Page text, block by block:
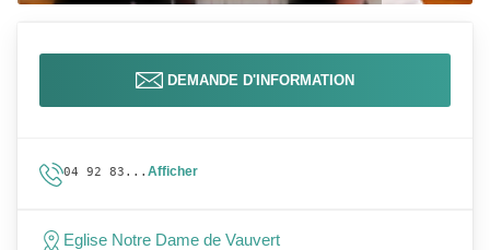
DEMANDE D'INFORMATION
04 92 83... Afficher
Eglise Notre Dame de Vauvert